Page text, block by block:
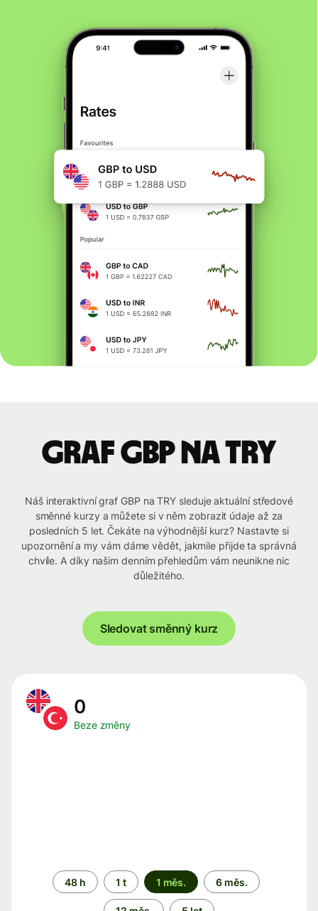
graf GBP na TRY
Náš interaktivní graf GBP na TRY sleduje aktuální středové
směnné kurzy a můžete si v něm zobrazit údaje až za
posledních 5 let. Čekáte na výhodnější kurz? Nastavte si
upozornění a my vám dáme vědět, jakmile přijde ta správná
chvíle. A díky našim denním přehledům vám neunikne nic
důležitého.
Sledovat směnný kurz
0
Beze změny
Časové
období
48 h 1 t 1 měs. 6 měs.